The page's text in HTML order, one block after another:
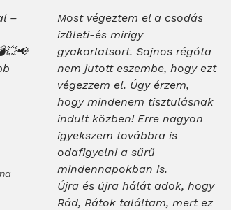
–
Most végeztem el a csodás
izületi-és mirigy
gyakorlatsort. Sajnos régóta
nem jutott eszembe, hogy ezt
végezzem el. Úgy érzem,
hogy mindenem tisztulásnak
indult közben! Erre nagyon
igyekszem továbbra is
odafigyelni a sűrű
mindennapokban is.
Újra és újra hálát adok, hogy
Rád, Rátok találtam, mert ez